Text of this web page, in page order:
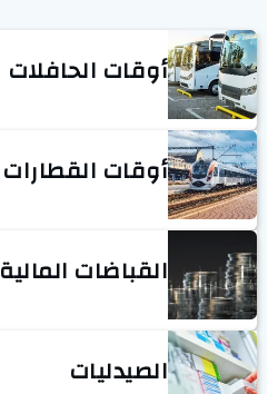
أوقات الحافلات
أوقات القطارات
القباضات المالية
الصيدليات